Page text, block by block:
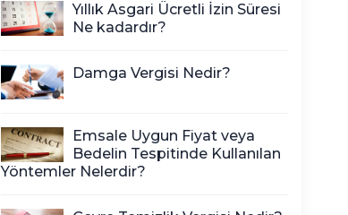
Yıllık Asgari Ücretli İzin Süresi
Ne kadardır?
Damga Vergisi Nedir?
Emsale Uygun Fiyat veya
Bedelin Tespitinde Kullanılan
Yöntemler Nelerdir?